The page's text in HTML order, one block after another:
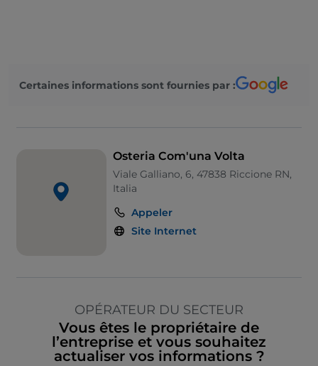
On parle anglais
Certaines informations sont fournies par :
Osteria Com'una Volta
Viale Galliano, 6, 47838 Riccione RN,
Italia
Appeler
Site Internet
OPÉRATEUR DU SECTEUR
Vous êtes le propriétaire de
l’entreprise et vous souhaitez
actualiser vos informations ?